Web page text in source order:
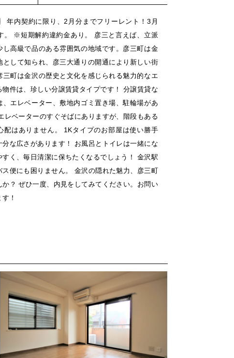
_修理申し込み
リシー
年内契約に限り、2月分までフリーレント！3月
。 ※短期解約違約金あり。 彦三と言えば、立派
し高級で品のある雰囲気の地域です。彦三町は金
として知られ、彦三大通りの開通により新しい街
町は金沢の歴史と文化を感じられる魅力的なエ
物件は、珍しい分譲賃貸タイプです！ 分譲賃貸な
、エレベーター、敷地内ゴミ置き場、駐輪場があ
レベーターのすぐそばにありますが、階段もある
配はありません。 1Kタイプのお部屋は使い勝手
な広さがあります！ お風呂とトイレは一緒にな
く、毎日清潔に保ちたくなるでしょう！ 金沢駅
便にも困りません。 金沢の隠れた魅力、彦三町
？ ぜひ一度、内見をしてみてください。お問い
！